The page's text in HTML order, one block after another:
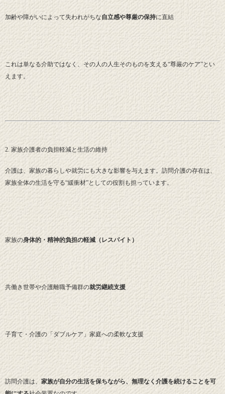
加齢や障がいによって失われがちな自立感や尊厳の保持に直結
これは単なる介助ではなく、その人の人生そのものを支える“尊厳のケア”とい
えます。
2. 家族介護者の負担軽減と生活の維持
介護は、家族の暮らしや就労にも大きな影響を与えます。訪問介護の存在は、
家族全体の生活を守る“緩衝材”としての役割も担っています。
家族の身体的・精神的負担の軽減（レスパイト）
共働き世帯や介護離職予備群の就労継続支援
子育て・介護の「ダブルケア」家庭への柔軟な支援
訪問介護は、 家族が自分の生活を保ちながら、無理なく介護を続けることを可